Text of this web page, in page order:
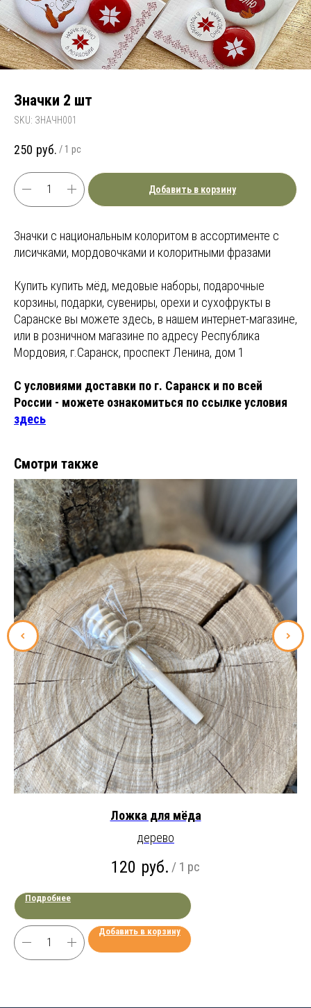
Значки 2 шт
SKU: ЗНАЧН001
250 руб. / 1 pc
Добавить в корзину
Значки с национальным колоритом в ассортименте с
лисичками, мордовочками и колоритными фразами
Купить купить мёд, медовые наборы, подарочные
корзины, подарки, сувениры, орехи и сухофрукты в
Саранске вы можете здесь, в нашем интернет-магазине,
или в розничном магазине по адресу Республика
Мордовия, г.Саранск, проспект Ленина, дом 1
С условиями доставки по г. Саранск и по всей
России - можете ознакомиться по ссылке условия
здесь
Смотри также
Ложка для мёда
дерево
120 руб. / 1 pc
Подробнее
Добавить в корзину